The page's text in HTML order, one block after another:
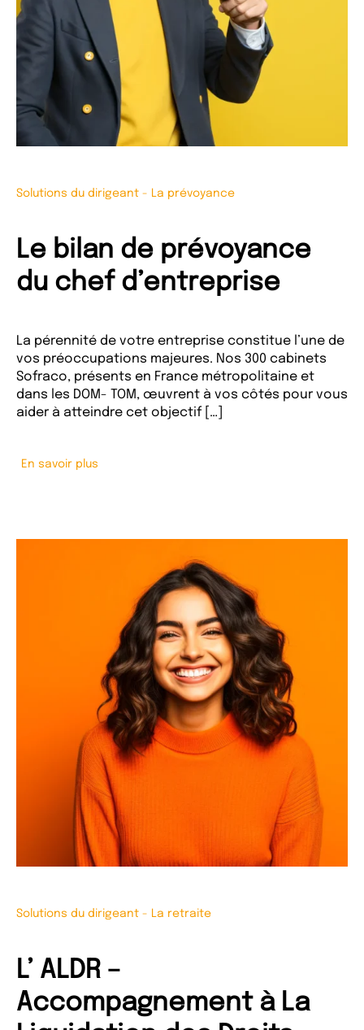
Solutions du dirigeant - La prévoyance
Le bilan de prévoyance
du chef d’entreprise
La pérennité de votre entreprise constitue l’une de
vos préoccupations majeures. Nos 300 cabinets
Sofraco, présents en France métropolitaine et
dans les DOM- TOM, œuvrent à vos côtés pour vous
aider à atteindre cet objectif […]
En savoir plus
Solutions du dirigeant - La retraite
L’ ALDR –
Accompagnement à La